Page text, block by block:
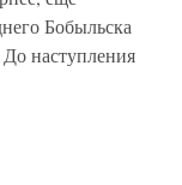
Бобыльска
наступления